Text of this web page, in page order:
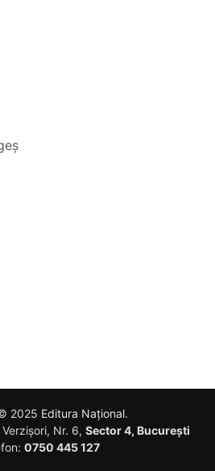
2025 Editura Național.
Nr. 6, Sector 4, București
0750 445 127